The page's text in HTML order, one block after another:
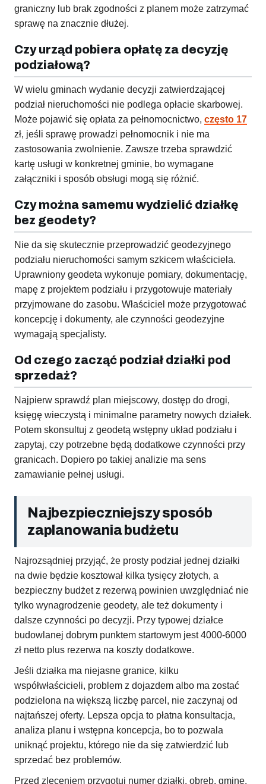
graniczny lub brak zgodności z planem może zatrzymać
sprawę na znacznie dłużej.
Czy urząd pobiera opłatę za decyzję
podziałową?
W wielu gminach wydanie decyzji zatwierdzającej
podział nieruchomości nie podlega opłacie skarbowej.
Może pojawić się opłata za pełnomocnictwo, często 17
zł, jeśli sprawę prowadzi pełnomocnik i nie ma
zastosowania zwolnienie. Zawsze trzeba sprawdzić
kartę usługi w konkretnej gminie, bo wymagane
załączniki i sposób obsługi mogą się różnić.
Czy można samemu wydzielić działkę
bez geodety?
Nie da się skutecznie przeprowadzić geodezyjnego
podziału nieruchomości samym szkicem właściciela.
Uprawniony geodeta wykonuje pomiary, dokumentację,
mapę z projektem podziału i przygotowuje materiały
przyjmowane do zasobu. Właściciel może przygotować
koncepcję i dokumenty, ale czynności geodezyjne
wymagają specjalisty.
Od czego zacząć podział działki pod
sprzedaż?
Najpierw sprawdź plan miejscowy, dostęp do drogi,
księgę wieczystą i minimalne parametry nowych działek.
Potem skonsultuj z geodetą wstępny układ podziału i
zapytaj, czy potrzebne będą dodatkowe czynności przy
granicach. Dopiero po takiej analizie ma sens
zamawianie pełnej usługi.
Najbezpieczniejszy sposób
zaplanowania budżetu
Najrozsądniej przyjąć, że prosty podział jednej działki
na dwie będzie kosztował kilka tysięcy złotych, a
bezpieczny budżet z rezerwą powinien uwzględniać nie
tylko wynagrodzenie geodety, ale też dokumenty i
dalsze czynności po decyzji. Przy typowej działce
budowlanej dobrym punktem startowym jest 4000-6000
zł netto plus rezerwa na koszty dodatkowe.
Jeśli działka ma niejasne granice, kilku
współwłaścicieli, problem z dojazdem albo ma zostać
podzielona na większą liczbę parcel, nie zaczynaj od
najtańszej oferty. Lepsza opcja to płatna konsultacja,
analiza planu i wstępna koncepcja, bo to pozwala
uniknąć projektu, którego nie da się zatwierdzić lub
sprzedać bez problemów.
Przed zleceniem przygotuj numer działki, obręb, gminę,